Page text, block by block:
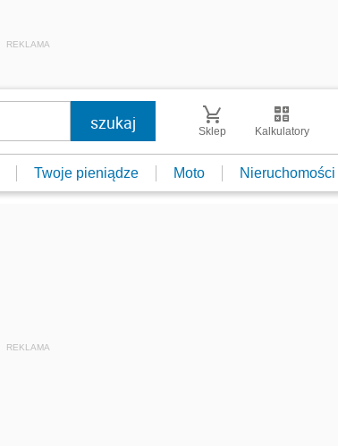
REKLAMA
Sklep Kalkulatory
Twoje pieniądze Moto Nieruchomości